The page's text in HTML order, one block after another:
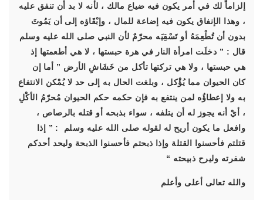
إلزاماً لك في أمر يكون فيه ضياع مالك ، لأنه لا بد أن تنفق عليه
، وهذا الإنفاق يكون فيه إضاعة للمال ، وإبْقَاؤه إلى أن يَمُوتَ
بدون أن تُطْعِمَهُ أو تَسْقِيَه محرّمٌ لأن النبي صلى الله عليه وسلم
قال : ” دخلَت امرأة النار في هرة حبستها ، لا هي أطعمتها إذ
هي حبستها ، ولا هي تركتها تأكل من خَشَاشِ الأرض ” أما إن
كان الحيوان مما يُؤْكل ، وبلغت الحال به إلى حد لا يُمْكن الانتفاع
به ولا إعطاؤُه لمن ينتفع به فإن حكمه حكم الحيوان مُحرّمُ الأكْلِ
، أيْ أنه يجوز له أن يتلفه ، سواء بذبحه أو قتله بالرصاص ،
وافعل ما يكون أريح له لقوله صلى الله عليه وسلم : ” إذا
قتلتم فأحسنوا القتلة وإذا ذبحتم فأحسنوا الذبحة وليحد أحدكم
شفرته وليرح ذبيحته “
والله تعالى أعلى وأعلم